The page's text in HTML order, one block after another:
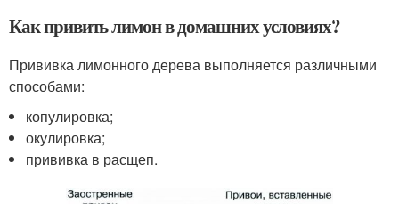
Как привить лимон в домашних условиях?
Прививка лимонного дерева выполняется различными
способами:
копулировка;
окулировка;
прививка в расщеп.